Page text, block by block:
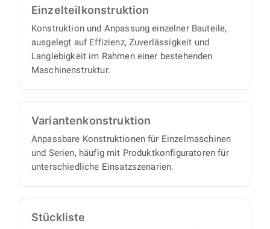
Einzelteil­konstruktion
Konstruktion und Anpassung einzelner Bauteile,
ausgelegt auf Effizienz, Zuverlässigkeit und
Langlebigkeit im Rahmen einer bestehenden
Maschinenstruktur.
Varianten­konstruktion
Anpassbare Konstruktionen für Einzelmaschinen
und Serien, häufig mit Produktkonfiguratoren für
unterschiedliche Einsatzszenarien.
Stückliste